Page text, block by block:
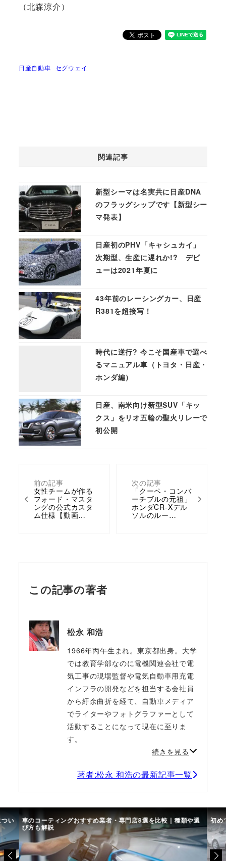
（北森涼介）
日産自動車 セグウェイ
前の記事
女性チームが作る
フォード・マスタ
ングの公式カスタ
ム仕様【動画…
次の記事
「クーペ・コンバ
ーチブルの元祖」
ホンダCR-Xデル
ソルのルー…
関連記事
新型シーマは名実共に日産DNA
のフラッグシップです【新型シー
マ発表】
日産初のPHV「キャシュカイ」
次期型、生産に遅れか!? デビ
ューは2021年夏に
43年前のレーシングカー、日産
R381を超接写！
時代に逆行? 今こそ国産車で選べ
るマニュアル車（トヨタ・日産・
ホンダ編）
日産、南米向け新型SUV「キッ
クス」をリオ五輪の聖火リレーで
初公開
この記事の著者
松永 和浩
1966年丙午生まれ。東京都出身。大学
では教育学部なのに電機関連会社で電
気工事の現場監督や電気自動車用充電
インフラの開発などを担当する会社員
から紆余曲折を経て、自動車メディア
でライターやフォトグラファーとして
活動することになって現在に至りま
す。
続きを見る
著者:松永 和浩の最新記事一覧
い 車のコーティングおすすめ業者・専門店8選を比較｜種類や選
び方も解説
初め